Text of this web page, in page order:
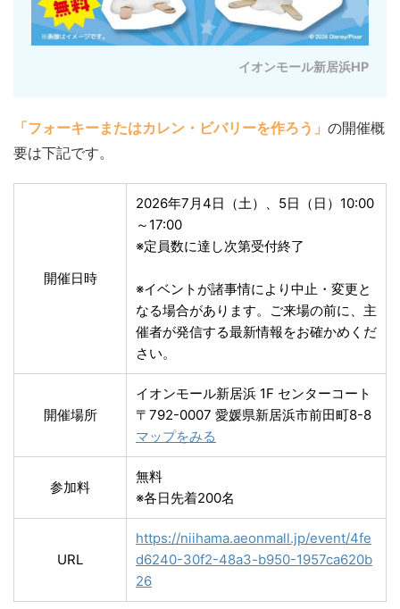
イオンモール新居浜HP
「フォーキーまたはカレン・ビバリーを作ろう」 の開催概
要は下記です。
開催日時
2026年7月4日（土）、5日（日）10:00
～17:00
※定員数に達し次第受付終了
※イベントが諸事情により中止・変更と
なる場合があります。ご来場の前に、主
催者が発信する最新情報をお確かめくだ
さい。
開催場所
イオンモール新居浜 1F センターコート
〒792-0007 愛媛県新居浜市前田町8-8
マップをみる
参加料
無料
※各日先着200名
URL
https://niihama.aeonmall.jp/event/4fe
d6240-30f2-48a3-b950-1957ca620b
26